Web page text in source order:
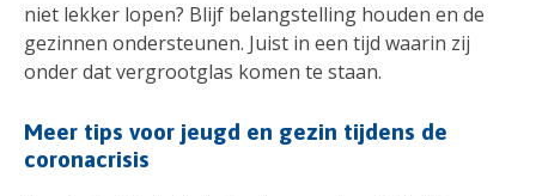
niet lekker lopen? Blijf belangstelling houden en de
gezinnen ondersteunen. Juist in een tijd waarin zij
onder dat vergrootglas komen te staan.
Meer tips voor jeugd en gezin tijdens de
coronacrisis